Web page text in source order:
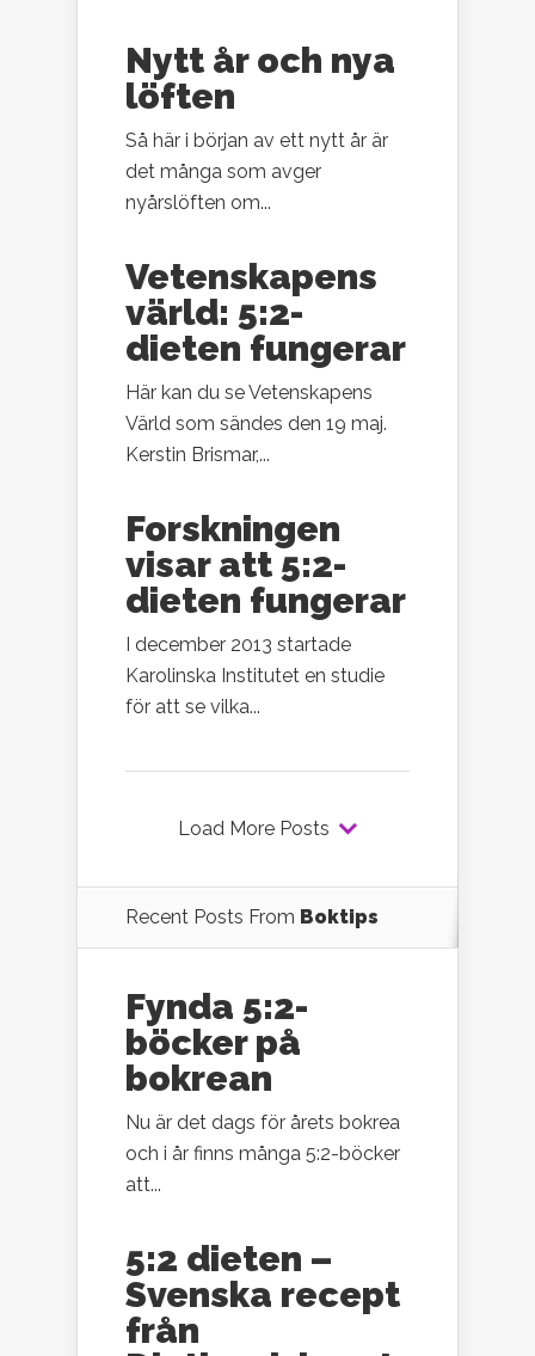
Nytt år och nya
löften
Så här i början av ett nytt år är
det många som avger
nyårslöften om...
Vetenskapens
värld: 5:2-
dieten fungerar
Här kan du se Vetenskapens
Värld som sändes den 19 maj.
Kerstin Brismar,...
Forskningen
visar att 5:2-
dieten fungerar
I december 2013 startade
Karolinska Institutet en studie
för att se vilka...
Load More Posts
Recent Posts From Boktips
Fynda 5:2-
böcker på
bokrean
Nu är det dags för årets bokrea
och i år finns många 5:2-böcker
att...
5:2 dieten –
Svenska recept
från